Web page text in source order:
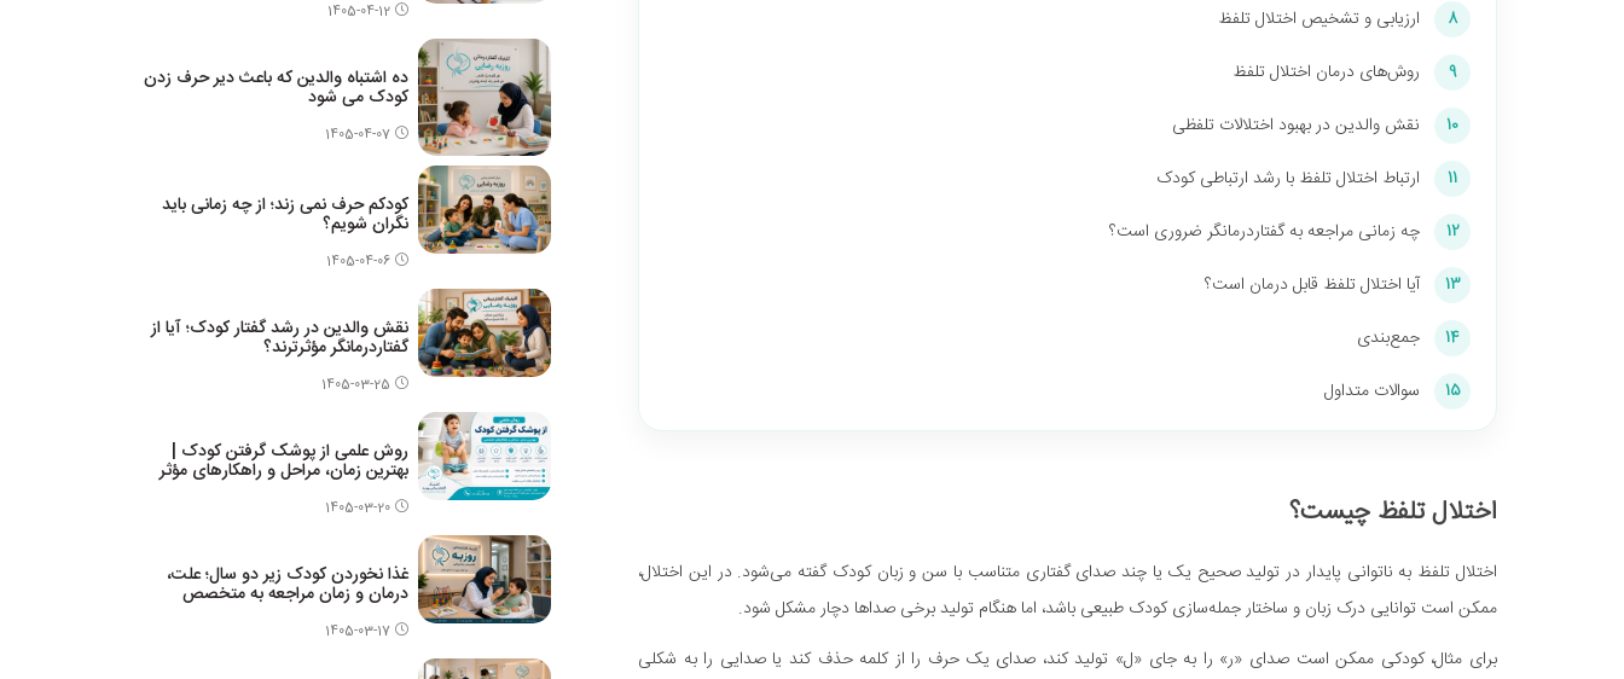
8 ارزیابی و تشخیص اختلال تلفظ
9 روش‌های درمان اختلال تلفظ
10 نقش والدین در بهبود اختلالات تلفظی
11 ارتباط اختلال تلفظ با رشد ارتباطی کودک
12 چه زمانی مراجعه به گفتاردرمانگر ضروری است؟
13 آیا اختلال تلفظ قابل درمان است؟
14 جمع‌بندی
15 سوالات متداول
اختلال تلفظ چیست؟
اختلال تلفظ به ناتوانی پایدار در تولید صحیح یک یا چند صدای گفتاری متناسب با سن و زبان کودک گفته می‌شود. در این اختلال،
ممکن است توانایی درک زبان و ساختار جمله‌سازی کودک طبیعی باشد، اما هنگام تولید برخی صداها دچار مشکل شود.
برای مثال، کودکی ممکن است صدای «ر» را به جای «ل» تولید کند، صدای یک حرف را از کلمه حذف کند یا صدایی را به شکلی
1405-04-12
ده اشتباه والدین که باعث دیر حرف زدن
کودک می شود
1405-04-07
کودکم حرف نمی زند؛ از چه زمانی باید
نگران شویم؟
1405-04-06
نقش والدین در رشد گفتار کودک؛ آیا از
گفتاردرمانگر مؤثرترند؟
1405-03-25
روش علمی از پوشک گرفتن کودک |
بهترین زمان، مراحل و راهکارهای مؤثر
1405-03-20
غذا نخوردن کودک زیر دو سال؛ علت،
درمان و زمان مراجعه به متخصص
1405-03-17